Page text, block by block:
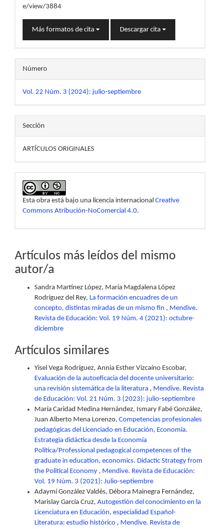
e/view/3884
Más formatos de cita Descargar cita
Número
Vol. 22 Núm. 3 (2024): julio-septiembre
Sección
ARTÍCULOS ORIGINALES
Esta obra está bajo una licencia internacional Creative
Commons Atribución-NoComercial 4.0.
Artículos más leídos del mismo
autor/a
Sandra Martínez López, María Magdalena López
Rodríguez del Rey, La formación encuadres de un
concepto, distintas miradas de un mismo fin , Mendive.
Revista de Educación: Vol. 19 Núm. 4 (2021): octubre-
diciembre
Artículos similares
Yisel Vega Rodríguez, Annia Esther Vizcaíno Escobar,
Evaluación de la autoeficacia del docente universitario:
una revisión sistemática de la literatura , Mendive. Revista
de Educación: Vol. 21 Núm. 3 (2023): julio-septiembre
María Caridad Medina Hernández, Ismary Fabé González,
Juan Alberto Mena Lorenzo, Competencias profesionales
pedagógicas del Licenciado en Educación, Economía.
Estrategia didáctica desde la Economía
Política/Professional pedagogical competences of the
graduate in education, economics. Didactic Strategy from
the Political Economy , Mendive. Revista de Educación:
Vol. 19 Núm. 3 (2021): Julio-septiembre
Adaymí González Valdés, Débora Mainegra Fernández,
Marislay García Cruz, Autogestión del conocimiento en la
Licenciatura en Educación, especialidad Español-
Literatura: estudio histórico , Mendive. Revista de